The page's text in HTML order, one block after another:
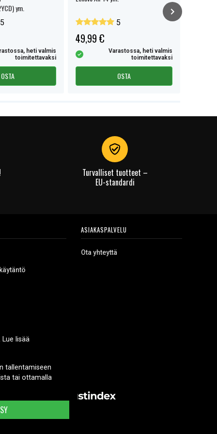
ym.
5
heti valmis
toimitettavaksi
OSTA
5
49,99 €
Varastossa, heti valmis
toimitettavaksi
OSTA
Turvalliset tuotteet –
EU-standardi
ASIAKASPALVELU
Ota yhteyttä
lisää
tallentamiseen
tai ottamalla